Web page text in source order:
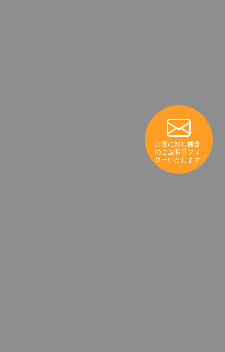
計画に対し機器
のご説明等フォ
ローいたします